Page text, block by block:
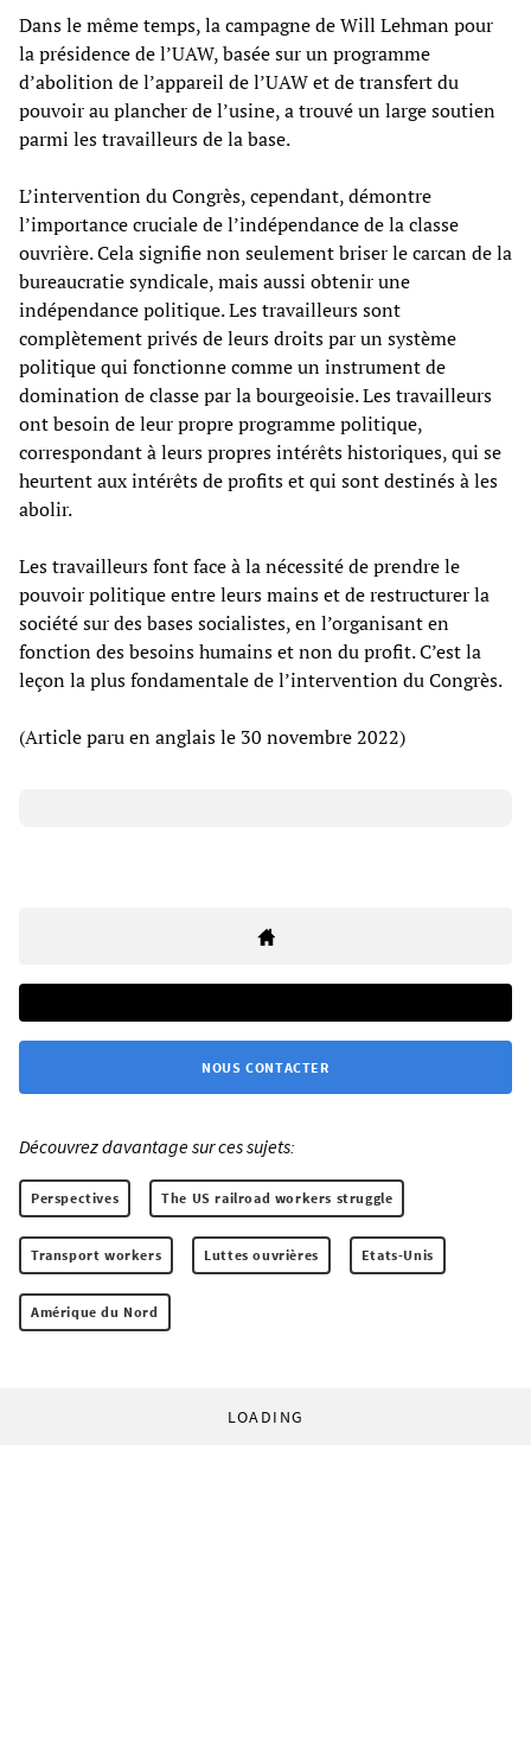
Dans le même temps, la campagne de Will Lehman pour
la présidence de l’UAW, basée sur un programme
d’abolition de l’appareil de l’UAW et de transfert du
pouvoir au plancher de l’usine, a trouvé un large soutien
parmi les travailleurs de la base.
L’intervention du Congrès, cependant, démontre
l’importance cruciale de l’indépendance de la classe
ouvrière. Cela signifie non seulement briser le carcan de la
bureaucratie syndicale, mais aussi obtenir une
indépendance politique. Les travailleurs sont
complètement privés de leurs droits par un système
politique qui fonctionne comme un instrument de
domination de classe par la bourgeoisie. Les travailleurs
ont besoin de leur propre programme politique,
correspondant à leurs propres intérêts historiques, qui se
heurtent aux intérêts de profits et qui sont destinés à les
abolir.
Les travailleurs font face à la nécessité de prendre le
pouvoir politique entre leurs mains et de restructurer la
société sur des bases socialistes, en l’organisant en
fonction des besoins humains et non du profit. C’est la
leçon la plus fondamentale de l’intervention du Congrès.
(Article paru en anglais le 30 novembre 2022)
NOUS CONTACTER
Découvrez davantage sur ces sujets:
Perspectives The US railroad workers struggle
Transport workers Luttes ouvrières Etats-Unis
Amérique du Nord
LOADING